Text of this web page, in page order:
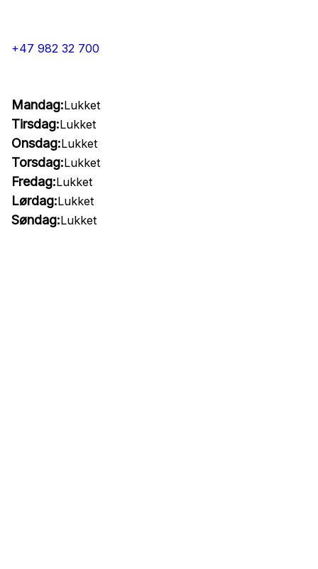
+47 982 32 700
Mandag:Lukket
Tirsdag:Lukket
Onsdag:Lukket
Torsdag:Lukket
Fredag:Lukket
Lørdag:Lukket
Søndag:Lukket